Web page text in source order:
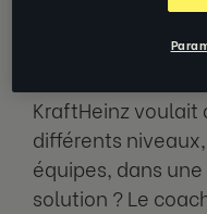
KraftHeinz voulait
différents
équipes, dans
solution ? Le